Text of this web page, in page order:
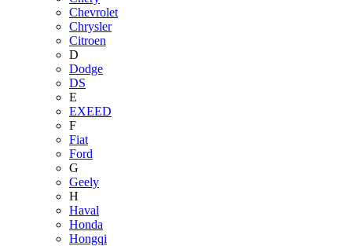
Chevrolet
Chrysler
Citroen
D
Dodge
DS
E
EXEED
F
Fiat
Ford
G
Geely
H
Haval
Honda
Hongqi